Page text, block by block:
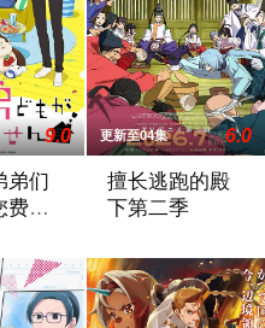
9.0
弟们
费心
更新至04集 6.0
擅长逃跑的殿
下第二季